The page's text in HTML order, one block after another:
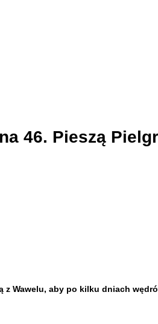
46. Pieszą
z Wawelu, aby po kilku dniach